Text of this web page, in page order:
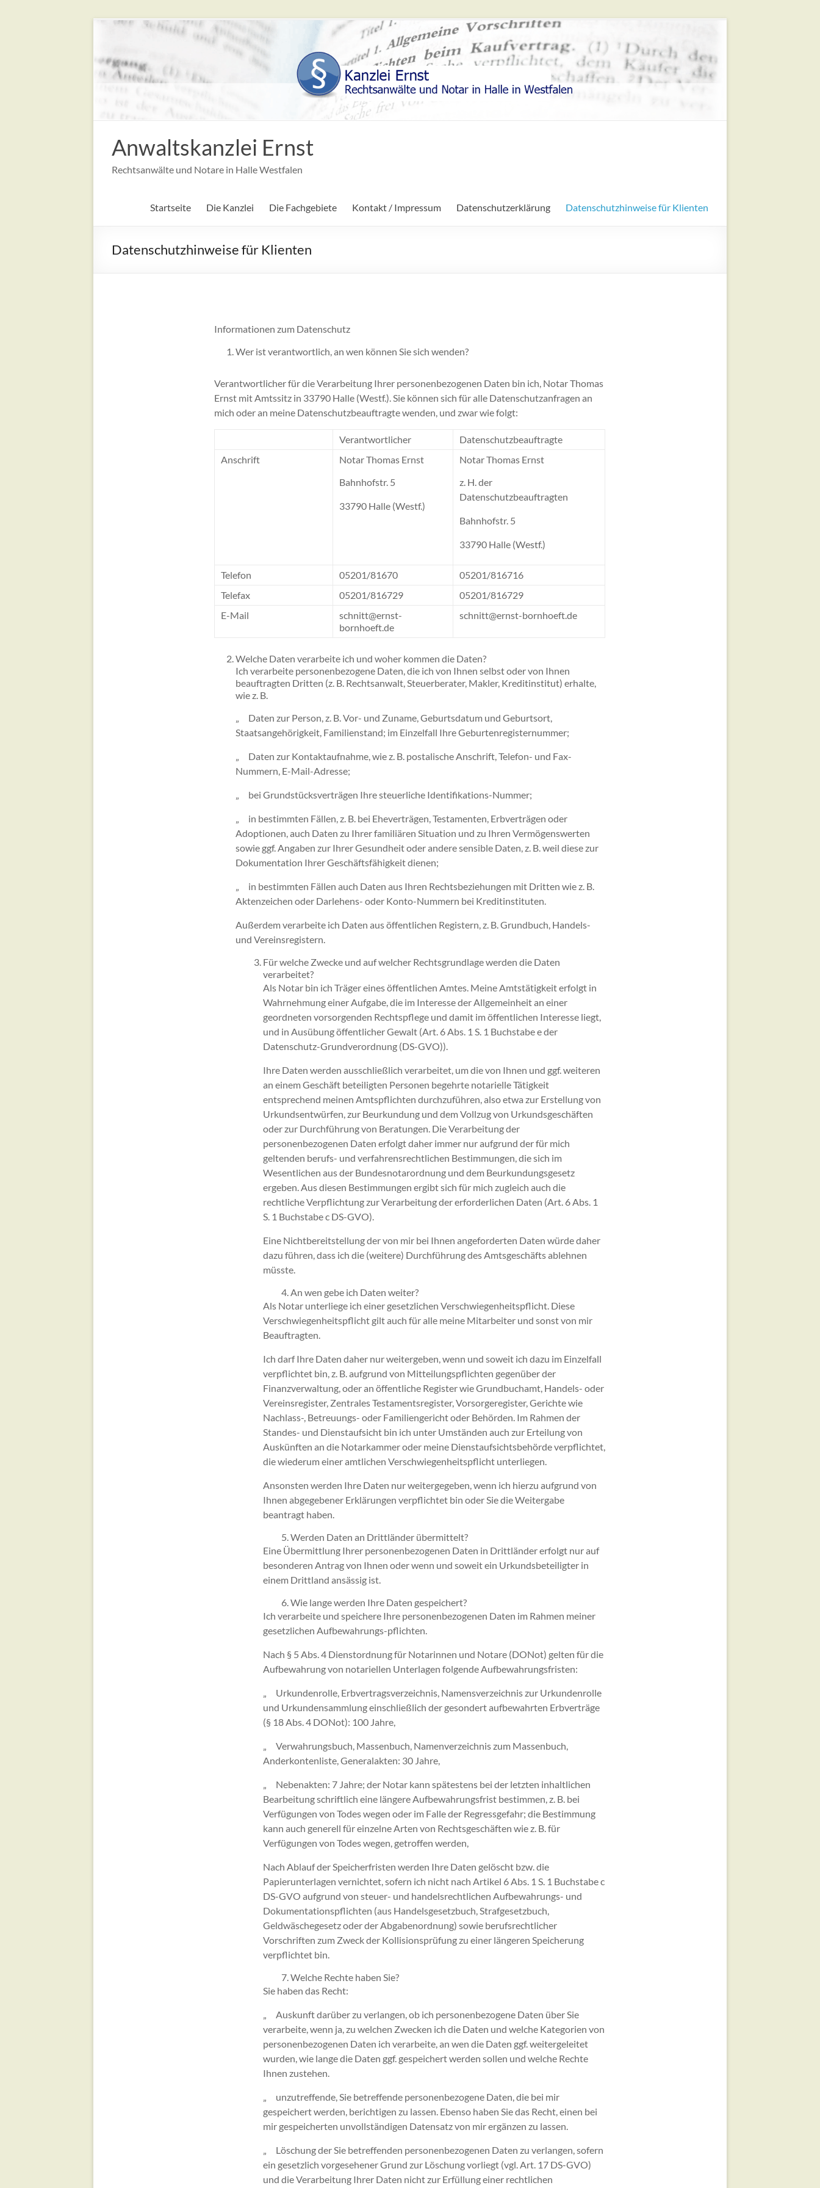
Zum
Anwaltskanzlei Ernst
Rechtsanwälte und Notare in Halle Westfalen
Startseite Die Kanzlei Die Fachgebiete Kontakt / Impressum Datenschutzerklärung Datenschutzhinweise für Klienten
Datenschutzhinweise für Klienten
Informationen zum Datenschutz
Wer ist verantwortlich, an wen können Sie sich wenden?
Verantwortlicher für die Verarbeitung Ihrer personenbezogenen Daten bin ich, Notar Thomas
Ernst mit Amtssitz in 33790 Halle (Westf.). Sie können sich für alle Datenschutzanfragen an
mich oder an meine Datenschutzbeauftragte wenden, und zwar wie folgt:
Verantwortlicher
Datenschutzbeauftragte
Anschrift
Notar Thomas Ernst
Bahnhofstr. 5
33790 Halle (Westf.)
Notar Thomas Ernst
z. H. der
Datenschutzbeauftragten
Bahnhofstr. 5
33790 Halle (Westf.)
Telefon 05201/81670
05201/816716
Telefax
05201/816729
05201/816729
E-Mail
schnitt@ernst-
bornhoeft.de
schnitt@ernst-bornhoeft.de
Welche Daten verarbeite ich und woher kommen die Daten?
Ich verarbeite personenbezogene Daten, die ich von Ihnen selbst oder von Ihnen
beauftragten Dritten (z. B. Rechtsanwalt, Steuerberater, Makler, Kreditinstitut) erhalte,
wie z. B.
„ Daten zur Person, z. B. Vor- und Zuname, Geburtsdatum und Geburtsort,
Staatsangehörigkeit, Familienstand; im Einzelfall Ihre Geburtenregisternummer;
„ Daten zur Kontaktaufnahme, wie z. B. postalische Anschrift, Telefon- und Fax-
Nummern, E-Mail-Adresse;
„ bei Grundstücksverträgen Ihre steuerliche Identifikations-Nummer;
„ in bestimmten Fällen, z. B. bei Eheverträgen, Testamenten, Erbverträgen oder
Adoptionen, auch Daten zu Ihrer familiären Situation und zu Ihren Vermögenswerten
sowie ggf. Angaben zur Ihrer Gesundheit oder andere sensible Daten, z. B. weil diese zur
Dokumentation Ihrer Geschäftsfähigkeit dienen;
„ in bestimmten Fällen auch Daten aus Ihren Rechtsbeziehungen mit Dritten wie z. B.
Aktenzeichen oder Darlehens- oder Konto-Nummern bei Kreditinstituten.
Außerdem verarbeite ich Daten aus öffentlichen Registern, z. B. Grundbuch, Handels-
und Vereinsregistern.
Für welche Zwecke und auf welcher Rechtsgrundlage werden die Daten
verarbeitet?
Als Notar bin ich Träger eines öffentlichen Amtes. Meine Amtstätigkeit erfolgt in
Wahrnehmung einer Aufgabe, die im Interesse der Allgemeinheit an einer
geordneten vorsorgenden Rechtspflege und damit im öffentlichen Interesse liegt,
und in Ausübung öffentlicher Gewalt (Art. 6 Abs. 1 S. 1 Buchstabe e der
Datenschutz-Grundverordnung (DS-GVO)).
Ihre Daten werden ausschließlich verarbeitet, um die von Ihnen und ggf. weiteren
an einem Geschäft beteiligten Personen begehrte notarielle Tätigkeit
entsprechend meinen Amtspflichten durchzuführen, also etwa zur Erstellung von
Urkundsentwürfen, zur Beurkundung und dem Vollzug von Urkundsgeschäften
oder zur Durchführung von Beratungen. Die Verarbeitung der
personenbezogenen Daten erfolgt daher immer nur aufgrund der für mich
geltenden berufs- und verfahrensrechtlichen Bestimmungen, die sich im
Wesentlichen aus der Bundesnotarordnung und dem Beurkundungsgesetz
ergeben. Aus diesen Bestimmungen ergibt sich für mich zugleich auch die
rechtliche Verpflichtung zur Verarbeitung der erforderlichen Daten (Art. 6 Abs. 1
S. 1 Buchstabe c DS-GVO).
Eine Nichtbereitstellung der von mir bei Ihnen angeforderten Daten würde daher
dazu führen, dass ich die (weitere) Durchführung des Amtsgeschäfts ablehnen
müsste.
An wen gebe ich Daten weiter?
Als Notar unterliege ich einer gesetzlichen Verschwiegenheitspflicht. Diese
Verschwiegenheitspflicht gilt auch für alle meine Mitarbeiter und sonst von mir
Beauftragten.
Ich darf Ihre Daten daher nur weitergeben, wenn und soweit ich dazu im Einzelfall
verpflichtet bin, z. B. aufgrund von Mitteilungspflichten gegenüber der
Finanzverwaltung, oder an öffentliche Register wie Grundbuchamt, Handels- oder
Vereinsregister, Zentrales Testamentsregister, Vorsorgeregister, Gerichte wie
Nachlass-, Betreuungs- oder Familiengericht oder Behörden. Im Rahmen der
Standes- und Dienstaufsicht bin ich unter Umständen auch zur Erteilung von
Auskünften an die Notarkammer oder meine Dienstaufsichtsbehörde verpflichtet,
die wiederum einer amtlichen Verschwiegenheitspflicht unterliegen.
Ansonsten werden Ihre Daten nur weitergegeben, wenn ich hierzu aufgrund von
Ihnen abgegebener Erklärungen verpflichtet bin oder Sie die Weitergabe
beantragt haben.
Werden Daten an Drittländer übermittelt?
Eine Übermittlung Ihrer personenbezogenen Daten in Drittländer erfolgt nur auf
besonderen Antrag von Ihnen oder wenn und soweit ein Urkundsbeteiligter in
einem Drittland ansässig ist.
Wie lange werden Ihre Daten gespeichert?
Ich verarbeite und speichere Ihre personenbezogenen Daten im Rahmen meiner
gesetzlichen Aufbewahrungs-pflichten.
Nach § 5 Abs. 4 Dienstordnung für Notarinnen und Notare (DONot) gelten für die
Aufbewahrung von notariellen Unterlagen folgende Aufbewahrungsfristen:
„ Urkundenrolle, Erbvertragsverzeichnis, Namensverzeichnis zur Urkundenrolle
und Urkundensammlung einschließlich der gesondert aufbewahrten Erbverträge
(§ 18 Abs. 4 DONot): 100 Jahre,
„ Verwahrungsbuch, Massenbuch, Namenverzeichnis zum Massenbuch,
Anderkontenliste, Generalakten: 30 Jahre,
„ Nebenakten: 7 Jahre; der Notar kann spätestens bei der letzten inhaltlichen
Bearbeitung schriftlich eine längere Aufbewahrungsfrist bestimmen, z. B. bei
Verfügungen von Todes wegen oder im Falle der Regressgefahr; die Bestimmung
kann auch generell für einzelne Arten von Rechtsgeschäften wie z. B. für
Verfügungen von Todes wegen, getroffen werden,
Nach Ablauf der Speicherfristen werden Ihre Daten gelöscht bzw. die
Papierunterlagen vernichtet, sofern ich nicht nach Artikel 6 Abs. 1 S. 1 Buchstabe c
DS-GVO aufgrund von steuer- und handelsrechtlichen Aufbewahrungs- und
Dokumentationspflichten (aus Handelsgesetzbuch, Strafgesetzbuch,
Geldwäschegesetz oder der Abgabenordnung) sowie berufsrechtlicher
Vorschriften zum Zweck der Kollisionsprüfung zu einer längeren Speicherung
verpflichtet bin.
Welche Rechte haben Sie?
Sie haben das Recht:
„ Auskunft darüber zu verlangen, ob ich personenbezogene Daten über Sie
verarbeite, wenn ja, zu welchen Zwecken ich die Daten und welche Kategorien von
personenbezogenen Daten ich verarbeite, an wen die Daten ggf. weitergeleitet
wurden, wie lange die Daten ggf. gespeichert werden sollen und welche Rechte
Ihnen zustehen.
„ unzutreffende, Sie betreffende personenbezogene Daten, die bei mir
gespeichert werden, berichtigen zu lassen. Ebenso haben Sie das Recht, einen bei
mir gespeicherten unvollständigen Datensatz von mir ergänzen zu lassen.
„ Löschung der Sie betreffenden personenbezogenen Daten zu verlangen, sofern
ein gesetzlich vorgesehener Grund zur Löschung vorliegt (vgl. Art. 17 DS-GVO)
und die Verarbeitung Ihrer Daten nicht zur Erfüllung einer rechtlichen